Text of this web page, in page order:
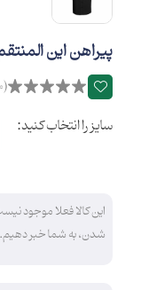
پیراهن این
(40)
سایز را انتخاب کنید:
این کالا فعلا موجود
شدن، به شما خبر دهیم.